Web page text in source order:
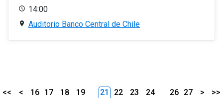
14:00
Auditorio Banco Central de Chile
<< < 16 17 18
19
21 22 23
24
26 27 > >>